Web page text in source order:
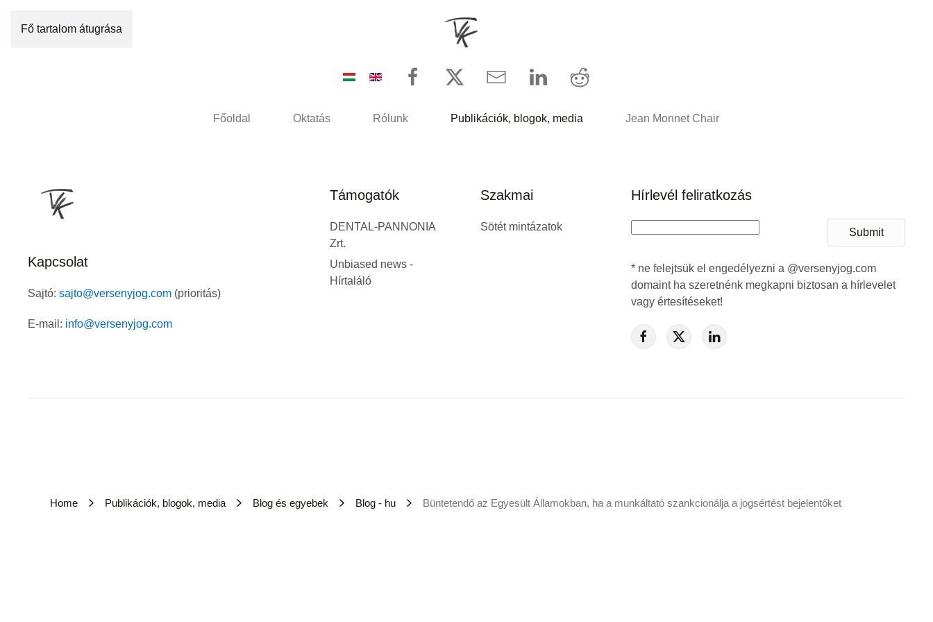
Fő tartalom átugrása
Főoldal Oktatás Rólunk Publikációk, blogok, media Jean Monnet Chair
Kapcsolat
Sajtó: sajto@versenyjog.com (prioritás)
E-mail: info@versenyjog.com
Támogatók
DENTAL-PANNONIA
Zrt.
Unbiased news -
Hírtaláló
Szakmai
Sötét mintázatok
Hírlevél feliratkozás
Submit
* ne felejtsük el engedélyezni a @versenyjog.com
domaint ha szeretnénk megkapni biztosan a hírlevelet
vagy értesítéseket!
Home Publikációk, blogok, media Blog és egyebek Blog - hu Büntetendő az Egyesült Államokban, ha a munkáltató szankcionálja a jogsértést bejelentőket